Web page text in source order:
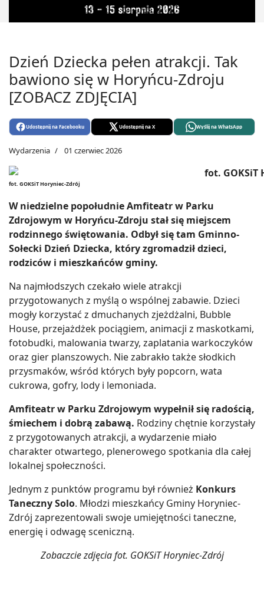
Dzień Dziecka pełen atrakcji. Tak
bawiono się w Horyńcu-Zdroju
[ZOBACZ ZDJĘCIA]
Udostępnij na Facebooku Udostępnij na X Wyślij na WhatsApp
Wydarzenia 01 czerwiec 2026
fot. GOKSiT Horyniec-Zdrój
W niedzielne popołudnie Amfiteatr w Parku
Zdrojowym w Horyńcu-Zdroju stał się miejscem
rodzinnego świętowania. Odbył się tam Gminno-
Sołecki Dzień Dziecka, który zgromadził dzieci,
rodziców i mieszkańców gminy.
Na najmłodszych czekało wiele atrakcji
przygotowanych z myślą o wspólnej zabawie. Dzieci
mogły korzystać z dmuchanych zjeżdżalni, Bubble
House, przejażdżek pociągiem, animacji z maskotkami,
fotobudki, malowania twarzy, zaplatania warkoczyków
oraz gier planszowych. Nie zabrakło także słodkich
przysmaków, wśród których były popcorn, wata
cukrowa, gofry, lody i lemoniada.
Amfiteatr w Parku Zdrojowym wypełnił się radością,
śmiechem i dobrą zabawą. Rodziny chętnie korzystały
z przygotowanych atrakcji, a wydarzenie miało
charakter otwartego, plenerowego spotkania dla całej
lokalnej społeczności.
Jednym z punktów programu był również Konkurs
Taneczny Solo. Młodzi mieszkańcy Gminy Horyniec-
Zdrój zaprezentowali swoje umiejętności taneczne,
energię i odwagę sceniczną.
Zobaczcie zdjęcia fot. GOKSiT Horyniec-Zdrój